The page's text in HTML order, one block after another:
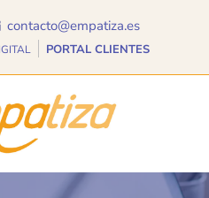
contacto@empatiza.es
PORTAL CLIENTES